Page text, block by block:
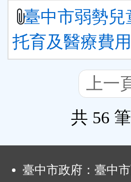
臺中市弱勢
托育及醫療費
上一
共 56
臺中市政府：臺中